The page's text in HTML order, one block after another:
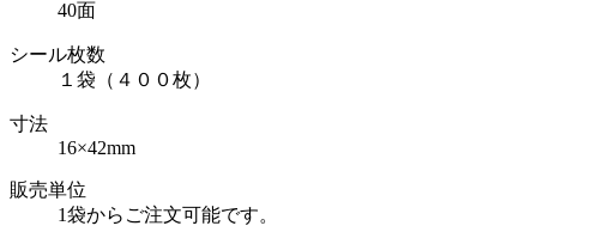
40面
シール枚数
１袋（４００枚）
寸法
16×42mm
販売単位
1袋からご注文可能です。